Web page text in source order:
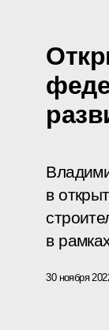
в
в
30 ноября